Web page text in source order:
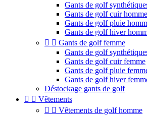
Gants de golf
Gants de golf cuir homme
Gants de golf pluie
Gants de golf hiver
  Gants de golf femme
Gants de golf
Gants de golf cuir femme
Gants de golf pluie
Gants de golf hiver
Déstockage gants de golf
  Vêtements
  Vêtements de golf homme